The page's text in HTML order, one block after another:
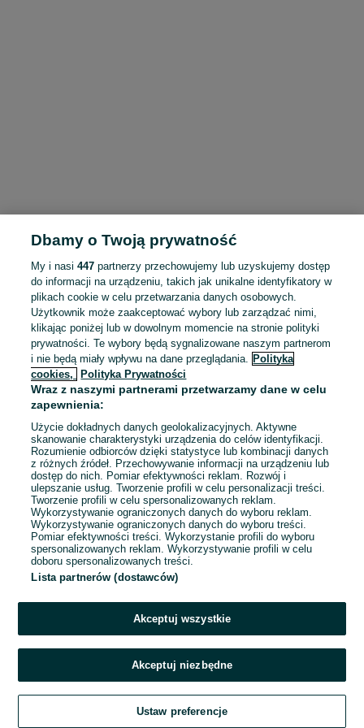
To ogłoszenie nie jest już dostępne
Przejdź na stronę główną
Dbamy o Twoją prywatność
My i nasi447 partnerzy przechowujemy lub uzyskujemy dostęp
do informacji na urządzeniu, takich jak unikalne identyfikatory w
plikach cookie w celu przetwarzania danych osobowych.
Użytkownik może zaakceptować wybory lub zarządzać nimi,
klikając poniżej lub w dowolnym momencie na stronie polityki
prywatności. Te wybory będą sygnalizowane naszym partnerom
i nie będą miały wpływu na dane przeglądania. Polityka
cookies,
Polityka Prywatności
Wraz z naszymi partnerami przetwarzamy dane w celu
zapewnienia:
Użycie dokładnych danych geolokalizacyjnych. Aktywne
skanowanie charakterystyki urządzenia do celów identyfikacji.
Rozumienie odbiorców dzięki statystyce lub kombinacji danych
z różnych źródeł. Przechowywanie informacji na urządzeniu lub
dostęp do nich. Pomiar efektywności reklam. Rozwój i
ulepszanie usług. Tworzenie profili w celu personalizacji treści.
Tworzenie profili w celu spersonalizowanych reklam.
Wykorzystywanie ograniczonych danych do wyboru reklam.
Wykorzystywanie ograniczonych danych do wyboru treści.
Pomiar efektywności treści. Wykorzystanie profili do wyboru
spersonalizowanych reklam. Wykorzystywanie profili w celu
doboru spersonalizowanych treści.
Lista partnerów (dostawców)
Akceptuj wszystkie
Akceptuj niezbędne
Ustaw preferencje